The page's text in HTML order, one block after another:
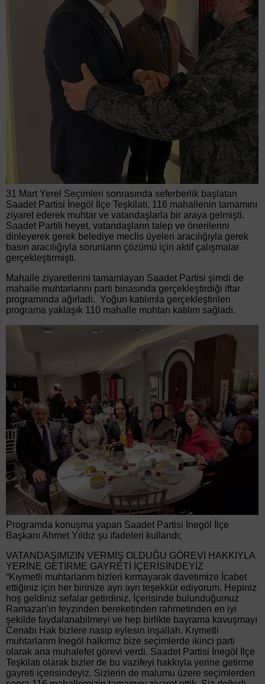
31 Mart Yerel Seçimleri sonrasında seferberlik başlatan
Saadet Partisi İnegöl İlçe Teşkilatı, 116 mahallenin tamamını
ziyaret ederek muhtar ve vatandaşlarla bir araya gelmişti.
Saadet Partili heyet, vatandaşların talep ve önerilerini
dinleyerek gerek belediye meclis üyeleri aracılığıyla gerek
basın aracılığıyla sorunların çözümü için aktif çalışmalar
gerçekleştirmişti.
Mahalle ziyaretlerini tamamlayan Saadet Partisi şimdi de
mahalle muhtarlarını parti binasında gerçekleştirdiği iftar
programında ağırladı. Yoğun katılımla gerçekleştirilen
programa yaklaşık 110 mahalle muhtarı katılım sağladı.
Programda konuşma yapan Saadet Partisi İnegöl İlçe
Başkanı Ahmet Yıldız şu ifadeleri kullandı;
VATANDAŞIMIZIN VERMİŞ OLDUĞU GÖREVİ HAKKIYLA
YERİNE GETİRME GAYRETİ İÇERİSİNDEYİZ
“Kıymetli muhtarlarım bizleri kırmayarak davetimize İcabet
ettiğiniz için her birinize ayrı ayrı teşekkür ediyorum. Hepiniz
hoş geldiniz sefalar getirdiniz. İçerisinde bulunduğumuz
Ramazan'ın feyzinden bereketinden rahmetinden en iyi
şekilde faydalanabilmeyi ve hep birlikte bayrama kavuşmayı
Cenabı Hak bizlere nasip eylesin inşallah. Kıymetli
muhtarlarım İnegöl halkımız bize seçimlerde ikinci parti
olarak ana muhalefet görevi verdi. Saadet Partisi İnegöl İlçe
Teşkilatı olarak bizler de bu vazifeyi hakkıyla yerine getirme
gayreti içerisindeyiz. Sizlerin de malumu üzere seçimlerden